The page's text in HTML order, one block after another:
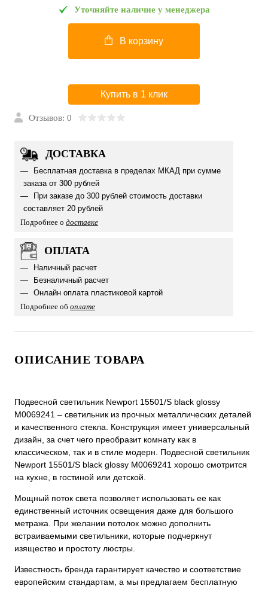
Уточняйте наличие у менеджера
В корзину
Купить в 1 клик
Отзывов: 0
ДОСТАВКА
Бесплатная доставка в пределах МКАД при сумме
заказа от 300 рублей
При заказе до 300 рублей стоимость доставки
составляет 20 рублей
Подробнее о доставке
ОПЛАТА
Наличный расчет
Безналичный расчет
Онлайн оплата пластиковой картой
Подробнее об оплате
ОПИСАНИЕ ТОВАРА
Подвесной светильник Newport 15501/S black glossy
М0069241 – светильник из прочных металлических деталей
и качественного стекла. Конструкция имеет универсальный
дизайн, за счет чего преобразит комнату как в
классическом, так и в стиле модерн. Подвесной светильник
Newport 15501/S black glossy М0069241 хорошо смотрится
на кухне, в гостиной или детской.
Мощный поток света позволяет использовать ее как
единственный источник освещения даже для большого
метража. При желании потолок можно дополнить
встраиваемыми светильники, которые подчеркнут
изящество и простоту люстры.
Известность бренда гарантирует качество и соответствие
европейским стандартам, а мы предлагаем бесплатную